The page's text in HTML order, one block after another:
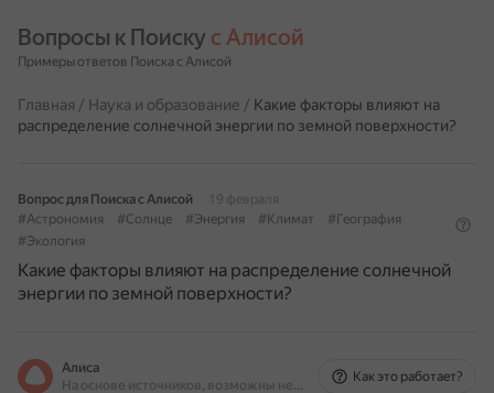
Вопросы к Поиску с Алисой
Примеры ответов Поиска с Алисой
Главная / Наука и образование / Какие факторы влияют на
распределение солнечной энергии по земной поверхности?
Вопрос для Поиска с Алисой
19 февраля
#Астрономия
#Солнце #Энергия #Климат
#География
#Экология
Какие факторы влияют на распределение солнечной
энергии по земной поверхности?
Алиса
На основе источников, возможны неточности
Как это работает?